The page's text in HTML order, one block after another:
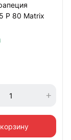
Р 80 Matrix